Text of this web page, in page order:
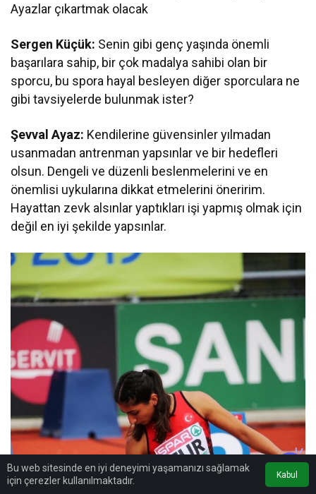
Ayazlar çıkartmak olacak
Sergen Küçük: Senin gibi genç yaşında önemli
başarılara sahip, bir çok madalya sahibi olan bir
sporcu, bu spora hayal besleyen diğer sporculara ne
gibi tavsiyelerde bulunmak ister?
Şevval Ayaz: Kendilerine güvensinler yılmadan
usanmadan antrenman yapsınlar ve bir hedefleri
olsun. Dengeli ve düzenli beslenmelerini ve en
önemlisi uykularına dikkat etmelerini öneririm.
Hayattan zevk alsınlar yaptıkları işi yapmış olmak için
değil en iyi şekilde yapsınlar.
Bu web sitesinde en iyi deneyimi yaşamanızı sağlamak
için çerezler kullanılmaktadır.
Kabul